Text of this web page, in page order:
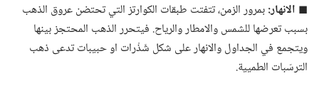
◼ الانهار:‏بمرور الزمن،‏ تتفتت طبقات الكوارتز التي تحتضن عروق الذهب
بسبب تعرضها للشمس والامطار والرياح.‏ فيتحرر الذهب المحتجز بينها
ويتجمع في الجداول والانهار على شكل شَذْرات او حبيبات تدعى ذهب
الترسّبات الطميية.‏